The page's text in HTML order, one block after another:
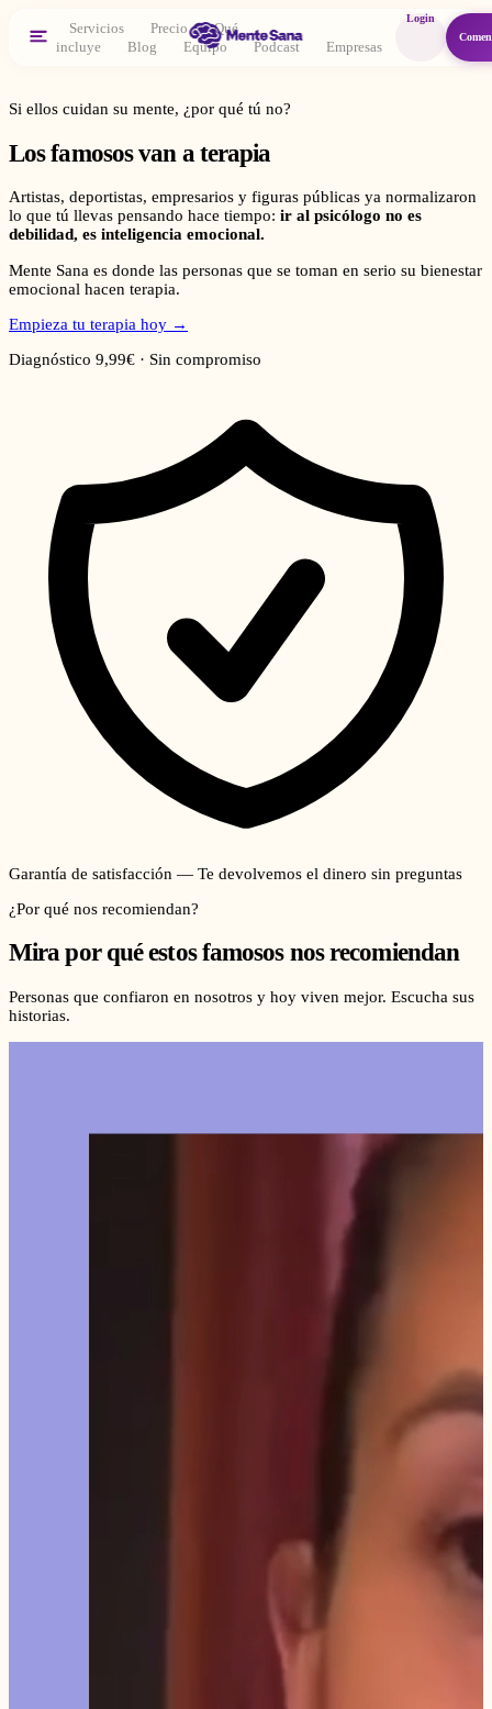
Servicios Precio
Qué
incluye
Blog Equipo Podcast Empresas
Login
Si ellos cuidan su mente, ¿por qué tú no?
Los famosos van a terapia
Artistas, deportistas, empresarios y figuras públicas ya normalizaron
lo que tú llevas pensando hace tiempo: ir al psicólogo no es
debilidad, es inteligencia emocional.
Mente Sana es donde las personas que se toman en serio su bienestar
emocional hacen terapia.
Empieza tu terapia hoy →
Diagnóstico 9,99€ · Sin compromiso
Garantía de satisfacción — Te devolvemos el dinero sin preguntas
¿Por qué nos recomiendan?
Mira por qué estos famosos nos recomiendan
Personas que confiaron en nosotros y hoy viven mejor. Escucha sus
historias.